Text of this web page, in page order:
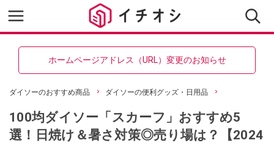
ホームページアドレス（URL）変更のお知らせ
ダイソーのおすすめ商品 ダイソーの便利グッズ・日用品
100均ダイソー「スカーフ」おすすめ5
選！日焼け＆暑さ対策◎売り場は？【2024